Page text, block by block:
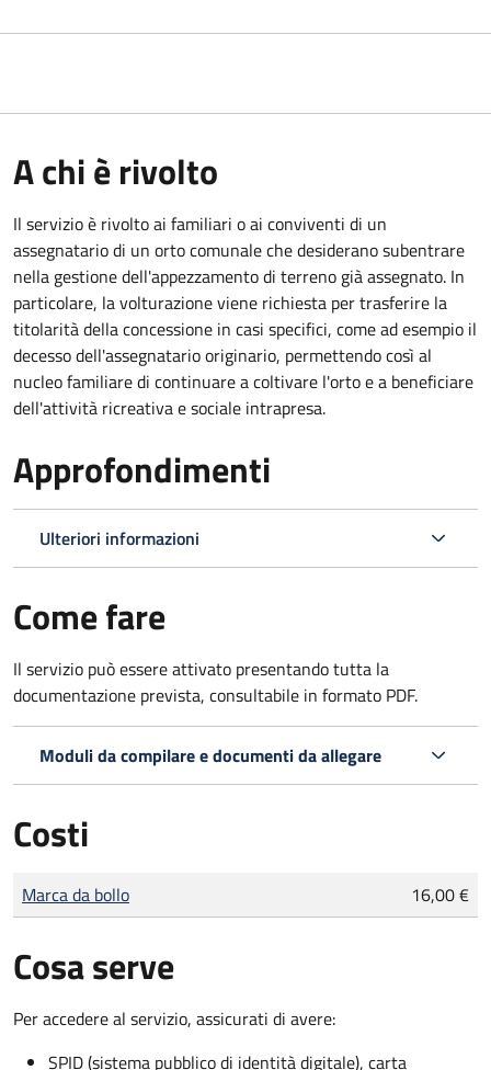
A chi è rivolto
Il servizio è rivolto ai familiari o ai conviventi di un
assegnatario di un orto comunale che desiderano subentrare
nella gestione dell'appezzamento di terreno già assegnato. In
particolare, la volturazione viene richiesta per trasferire la
titolarità della concessione in casi specifici, come ad esempio il
decesso dell'assegnatario originario, permettendo così al
nucleo familiare di continuare a coltivare l'orto e a beneficiare
dell'attività ricreativa e sociale intrapresa.
Approfondimenti
Ulteriori informazioni
Come fare
Il servizio può essere attivato presentando tutta la
documentazione prevista, consultabile in formato PDF.
Moduli da compilare e documenti da allegare
Costi
Tipo di pagamento
Importo
Marca da bollo 16,00 €
Cosa serve
Per accedere al servizio, assicurati di avere:
SPID (sistema pubblico di identità digitale), carta